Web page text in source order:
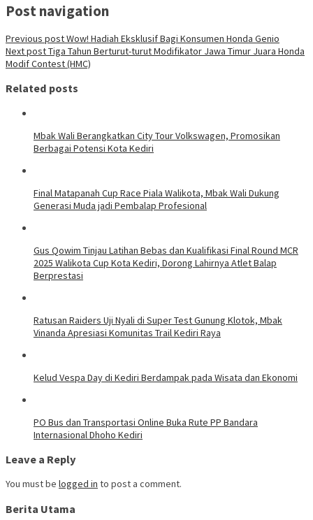
Post navigation
Previous postWow! Hadiah Eksklusif Bagi Konsumen Honda Genio
Next postTiga Tahun Berturut-turut Modifikator Jawa Timur Juara Honda
Modif Contest (HMC)
Related posts
Mbak Wali Berangkatkan City Tour Volkswagen, Promosikan
Berbagai Potensi Kota Kediri
Final Matapanah Cup Race Piala Walikota, Mbak Wali Dukung
Generasi Muda jadi Pembalap Profesional
Gus Qowim Tinjau Latihan Bebas dan Kualifikasi Final Round MCR
2025 Walikota Cup Kota Kediri, Dorong Lahirnya Atlet Balap
Berprestasi
Ratusan Raiders Uji Nyali di Super Test Gunung Klotok, Mbak
Vinanda Apresiasi Komunitas Trail Kediri Raya
Kelud Vespa Day di Kediri Berdampak pada Wisata dan Ekonomi
PO Bus dan Transportasi Online Buka Rute PP Bandara
Internasional Dhoho Kediri
Leave a Reply
You must be logged in to post a comment.
Berita Utama